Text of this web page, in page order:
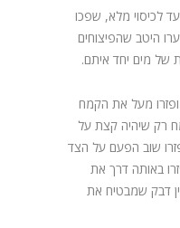
לכיסוי מלא, שפכו
היטב שהפיצוחים
של מים יחד איתם.
מעל את הקמח
רק שיהיה קצת על
שוב הפעם על הצד
באותה דרך את
דבק שמבטיח את